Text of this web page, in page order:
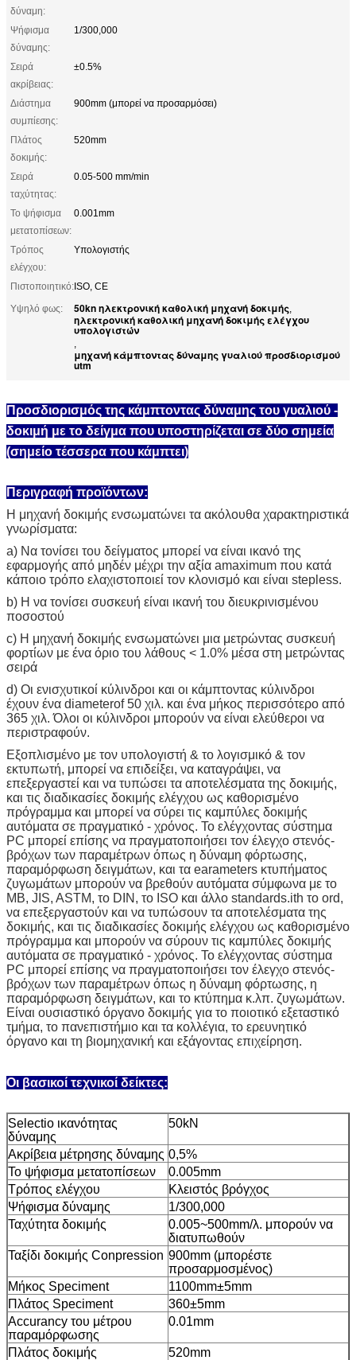
δύναμη:
Ψήφισμα
δύναμης:
1/300,000
Σειρά
ακρίβειας:
±0.5%
Διάστημα
συμπίεσης:
900mm (μπορεί να προσαρμόσει)
Πλάτος
δοκιμής:
520mm
Σειρά
ταχύτητας:
0.05-500 mm/min
Το ψήφισμα
μετατοπίσεων:
0.001mm
Τρόπος
ελέγχου:
Υπολογιστής
Πιστοποιητικό:ISO, CE
Υψηλό φως:
50kn ηλεκτρονική καθολική μηχανή δοκιμής,
ηλεκτρονική καθολική μηχανή δοκιμής ελέγχου
υπολογιστών
,
μηχανή κάμπτοντας δύναμης γυαλιού προσδιορισμού
utm
Προσδιορισμός της κάμπτοντας δύναμης του γυαλιού -
δοκιμή με το δείγμα που υποστηρίζεται σε δύο σημεία
(σημείο τέσσερα που κάμπτει)
Περιγραφή προϊόντων:
Η μηχανή δοκιμής ενσωματώνει τα ακόλουθα χαρακτηριστικά
γνωρίσματα:
a) Να τονίσει του δείγματος μπορεί να είναι ικανό της
εφαρμογής από μηδέν μέχρι την αξία amaximum που κατά
κάποιο τρόπο ελαχιστοποιεί τον κλονισμό και είναι stepless.
b) Η να τονίσει συσκευή είναι ικανή του διευκρινισμένου
ποσοστού
c) Η μηχανή δοκιμής ενσωματώνει μια μετρώντας συσκευή
φορτίων με ένα όριο του λάθους < 1.0% μέσα στη μετρώντας
σειρά
d) Οι ενισχυτικοί κύλινδροι και οι κάμπτοντας κύλινδροι
έχουν ένα diameterof 50 χιλ. και ένα μήκος περισσότερο από
365 χιλ. Όλοι οι κύλινδροι μπορούν να είναι ελεύθεροι να
περιστραφούν.
Εξοπλισμένο με τον υπολογιστή & το λογισμικό & τον
εκτυπωτή, μπορεί να επιδείξει, να καταγράψει, να
επεξεργαστεί και να τυπώσει τα αποτελέσματα της δοκιμής,
και τις διαδικασίες δοκιμής ελέγχου ως καθορισμένο
πρόγραμμα και μπορεί να σύρει τις καμπύλες δοκιμής
αυτόματα σε πραγματικό - χρόνος. Το ελέγχοντας σύστημα
PC μπορεί επίσης να πραγματοποιήσει τον έλεγχο στενός-
βρόχων των παραμέτρων όπως η δύναμη φόρτωσης,
παραμόρφωση δειγμάτων, και τα earameters κτυπήματος
ζυγωμάτων μπορούν να βρεθούν αυτόματα σύμφωνα με το
ΜΒ, JIS, ASTM, το DIN, το ISO και άλλο standards.ith το ord,
να επεξεργαστούν και να τυπώσουν τα αποτελέσματα της
δοκιμής, και τις διαδικασίες δοκιμής ελέγχου ως καθορισμένο
πρόγραμμα και μπορούν να σύρουν τις καμπύλες δοκιμής
αυτόματα σε πραγματικό - χρόνος. Το ελέγχοντας σύστημα
PC μπορεί επίσης να πραγματοποιήσει τον έλεγχο στενός-
βρόχων των παραμέτρων όπως η δύναμη φόρτωσης, η
παραμόρφωση δειγμάτων, και το κτύπημα κ.λπ. ζυγωμάτων.
Είναι ουσιαστικό όργανο δοκιμής για το ποιοτικό εξεταστικό
τμήμα, το πανεπιστήμιο και τα κολλέγια, το ερευνητικό
όργανο και τη βιομηχανική και εξάγοντας επιχείρηση.
Οι βασικοί τεχνικοί δείκτες:
Selectio ικανότητας
δύναμης
50kN
Ακρίβεια μέτρησης δύναμης 0,5%
Το ψήφισμα μετατοπίσεων
0.005mm
Τρόπος ελέγχου
Κλειστός βρόγχος
Ψήφισμα δύναμης
1/300,000
Ταχύτητα δοκιμής
0.005~500mm/λ. μπορούν να
διατυπωθούν
Ταξίδι δοκιμής Conpression 900mm (μπορέστε
προσαρμοσμένος)
Μήκος Speciment
1100mm±5mm
Πλάτος Speciment
360±5mm
Accurancy του μέτρου
παραμόρφωσης
0.01mm
Πλάτος δοκιμής 520mm